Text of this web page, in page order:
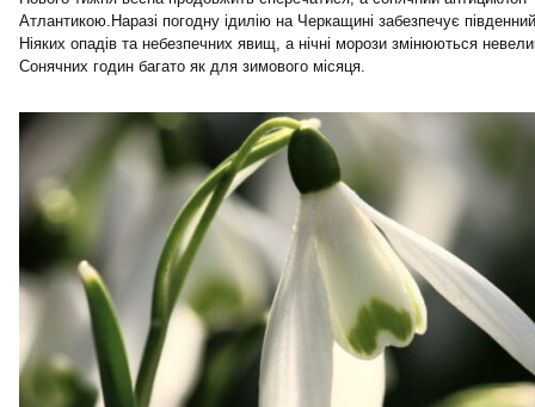
Атлантикою.Наразі погодну ідилію на Черкащині забезпечує
Ніяких опадів та небезпечних явищ, а нічні морози змінюються
Сонячних годин багато як для зимового місяця.